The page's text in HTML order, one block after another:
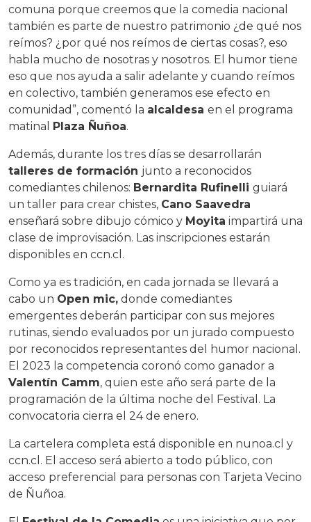
comuna porque creemos que la comedia nacional
también es parte de nuestro patrimonio ¿de qué nos
reímos? ¿por qué nos reímos de ciertas cosas?, eso
habla mucho de nosotras y nosotros. El humor tiene
eso que nos ayuda a salir adelante y cuando reímos
en colectivo, también generamos ese efecto en
comunidad”, comentó la alcaldesa en el programa
matinal Plaza Ñuñoa.
Además, durante los tres días se desarrollarán
talleres de formación junto a reconocidos
comediantes chilenos: Bernardita Rufinelli guiará
un taller para crear chistes, Cano Saavedra
enseñará sobre dibujo cómico y Moyita impartirá una
clase de improvisación. Las inscripciones estarán
disponibles en ccn.cl.
Como ya es tradición, en cada jornada se llevará a
cabo un Open mic, donde comediantes
emergentes deberán participar con sus mejores
rutinas, siendo evaluados por un jurado compuesto
por reconocidos representantes del humor nacional.
El 2023 la competencia coronó como ganador a
Valentín Camm, quien este año será parte de la
programación de la última noche del Festival. La
convocatoria cierra el 24 de enero.
La cartelera completa está disponible en nunoa.cl y
ccn.cl. El acceso será abierto a todo público, con
acceso preferencial para personas con Tarjeta Vecino
de Ñuñoa.